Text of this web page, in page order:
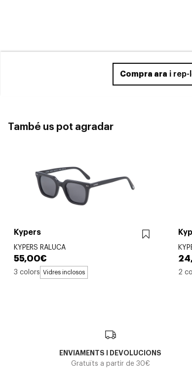
Compra ara i rep-
També us pot agradar
Kypers
KYPERS RALUCA
55,00€
3 colors Vidres inclosos 2
ENVIAMENTS I DEVOLUCIONS
Gratuïts a partir de 30€